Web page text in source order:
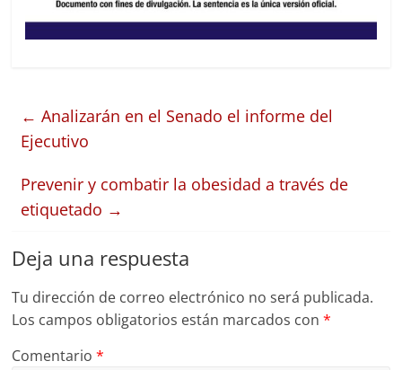
← Analizarán en el Senado el informe del
Ejecutivo
Prevenir y combatir la obesidad a través de
etiquetado →
Deja una respuesta
Tu dirección de correo electrónico no será publicada.
Los campos obligatorios están marcados con*
Comentario*